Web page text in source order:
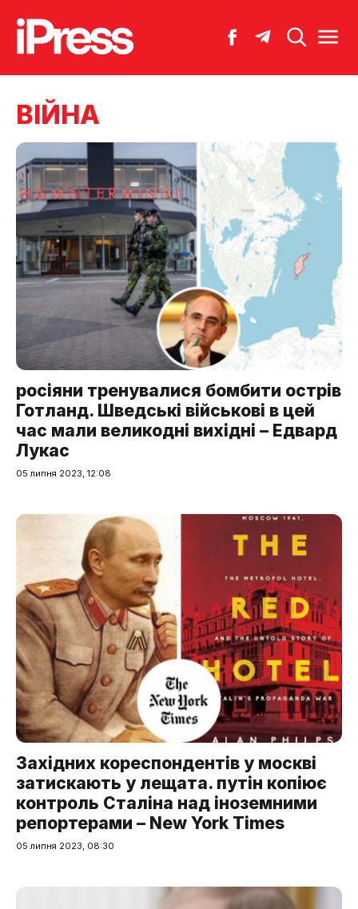
ВІЙНА
росіяни тренувалися бомбити острів
Готланд. Шведські військові в цей
час мали великодні вихідні – Едвард
Лукас
05 липня 2023, 12:08
Західних кореспондентів у москві
затискають у лещата. путін копіює
контроль Сталіна над іноземними
репортерами – New York Times
05 липня 2023, 08:30